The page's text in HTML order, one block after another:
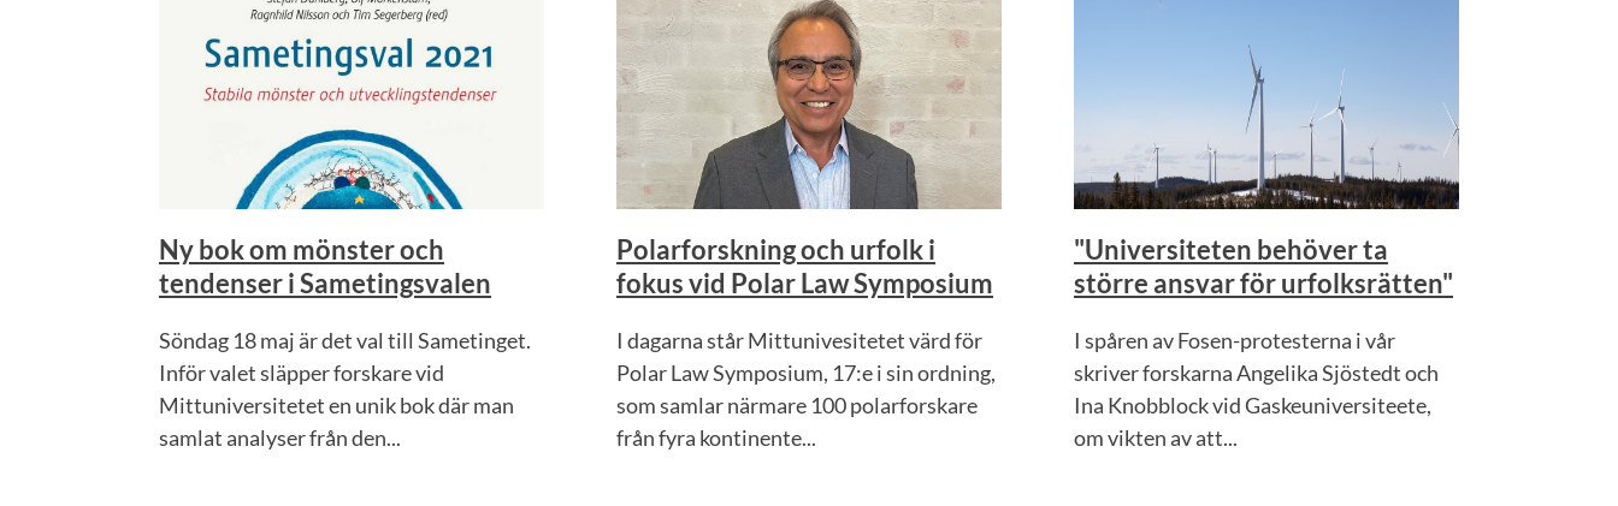
Ny bok om mönster och
tendenser i Sametingsvalen
Söndag 18 maj är det val till Sametinget.
Inför valet släpper forskare vid
Mittuniversitetet en unik bok där man
samlat analyser från den...
Polarforskning och urfolk i
fokus vid Polar Law Symposium
I dagarna står Mittunivesitetet värd för
Polar Law Symposium, 17:e i sin ordning,
som samlar närmare 100 polarforskare
från fyra kontinente...
"Universiteten behöver ta
större ansvar för urfolksrätten"
I spåren av Fosen-protesterna i vår
skriver forskarna Angelika Sjöstedt och
Ina Knobblock vid Gaskeuniversiteete,
om vikten av att...